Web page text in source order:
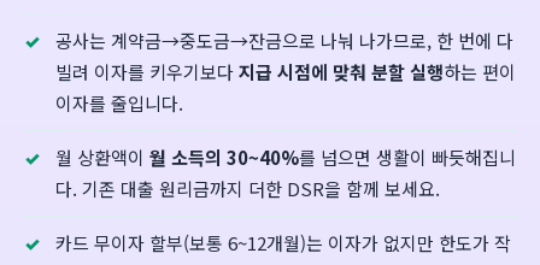
공사는 계약금→중도금→잔금으로 나눠 나가므로, 한 번에 다
빌려 이자를 키우기보다지급 시점에 맞춰 분할 실행하는 편이
이자를 줄입니다.
월 상환액이 월 소득의 30~40%를 넘으면 생활이 빠듯해집니
다. 기존 대출 원리금까지 더한 DSR을 함께 보세요.
카드 무이자 할부(보통 6~12개월)는 이자가 없지만 한도가 작